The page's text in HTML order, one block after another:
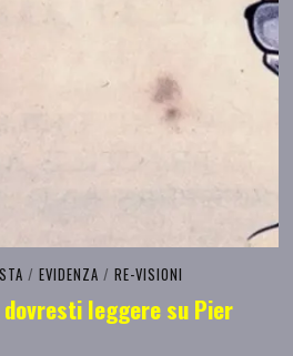
/ EVIDENZA / RE-VISIONI
leggere su Pier